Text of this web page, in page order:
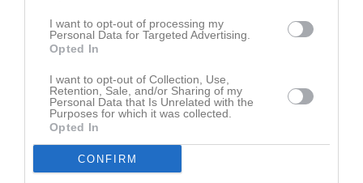
I want to opt-out of processing my
Personal Data for Targeted Advertising.
Opted In
I want to opt-out of Collection, Use,
Retention, Sale, and/or Sharing of my
Personal Data that Is Unrelated with the
Purposes for which it was collected.
Opted In
CONFIRM
Inga kommande aktiviteter